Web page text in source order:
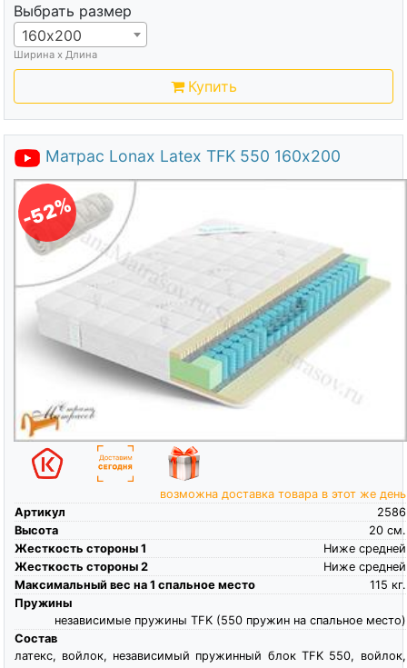
Выбрать размер
160х200
Ширина х Длина
Купить
Матрас Lonax Latex TFK 550 160х200
-52%
возможна доставка товара в этот же день
Артикул
2586
Высота
см.
20
Жесткость стороны 1
Ниже средней
Жесткость стороны 2
Ниже средней
Максимальный вес на 1 спальное место
кг.
115
Пружины
независимые пружины TFK (550 пружин на спальное место)
Состав
латекс, войлок, независимый пружинный блок TFK 550, войлок,